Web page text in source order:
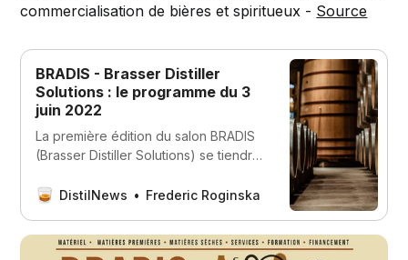
commercialisation de bières et spiritueux - Source
BRADIS - Brasser Distiller
Solutions : le programme du 3
juin 2022
La première édition du salon BRADIS
(Brasser Distiller Solutions) se tiendra
faille vous convaincre d’y faire un
j’aurai l’honneur d’animer la partie
conférences du salon !
DistilNews Frederic Roginska